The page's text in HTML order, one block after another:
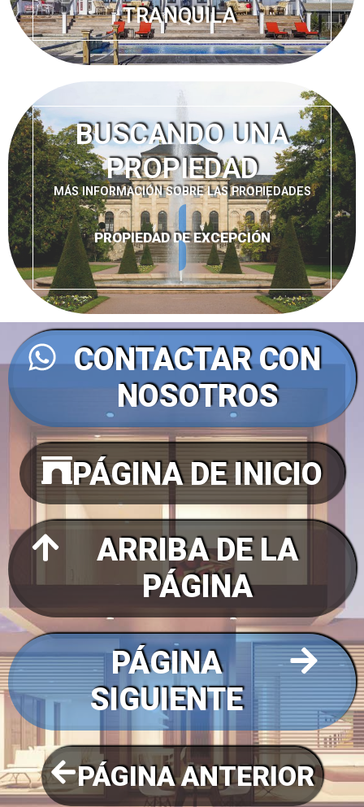
TRANQUILA
BUSCANDO UNA
PROPIEDAD
MÁS INFORMACIÓN SOBRE LAS PROPIEDADES
PROPIEDAD DE EXCEPCIÓN
CONTACTAR CON
NOSOTROS
PÁGINA DE INICIO
ARRIBA DE LA
PÁGINA
PÁGINA
SIGUIENTE
PÁGINA ANTERIOR